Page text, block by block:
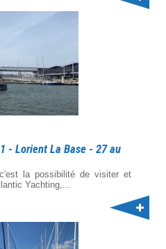
- Lorient La Base - 27 au
la possibilité de visiter et
Yachting,...